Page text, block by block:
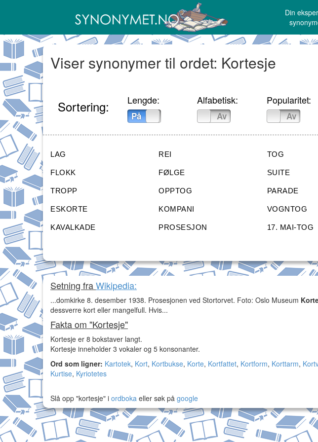
Din
Viser synonymer til ordet: Kortesje
Sortering: Lengde:
På
Alfabetisk:
Av
Popularitet:
Av
LAG REI TOG
FLOKK FØLGE SUITE
TROPP OPPTOG PARADE
ESKORTE KOMPANI VOGNTOG
KAVALKADE PROSESJON 17. MAI-TOG
Setning fraWikipedia:
...domkirke 8. desember 1938. Prosesjonen ved Stortorvet. Foto: Oslo Museum
dessverre kort eller mangelfull. Hvis...
Fakta om "Kortesje"
Kortesje er 8 bokstaver langt.
Kortesje inneholder 3 vokaler og 5 konsonanter.
Ord som ligner: Kartotek, Kort, Kortbukse, Korte, Kortfattet, Kortform, Korttarm,
Kurtise, Kyriotetes
Slå opp "kortesje" i ordboka eller søk på google